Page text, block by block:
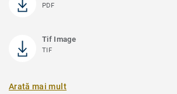
PDF
Tif Image
TIF
Arată mai mult